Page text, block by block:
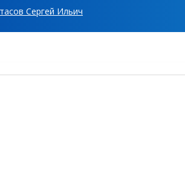
Сергей Ильич